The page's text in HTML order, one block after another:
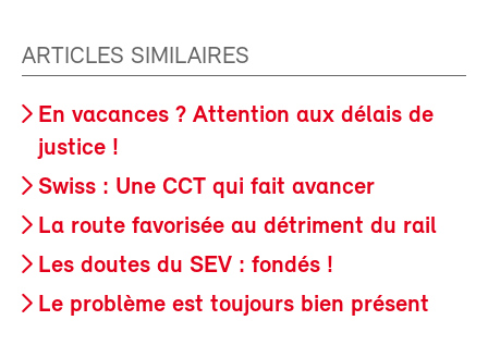
ARTICLES SIMILAIRES
En vacances ? Attention aux délais de
justice !
Swiss : Une CCT qui fait avancer
La route favorisée au détriment du rail
Les doutes du SEV : fondés !
Le problème est toujours bien présent